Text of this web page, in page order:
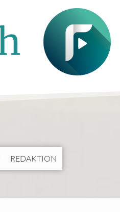
REDAKTION